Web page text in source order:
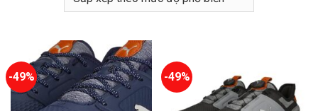
-49% -49%